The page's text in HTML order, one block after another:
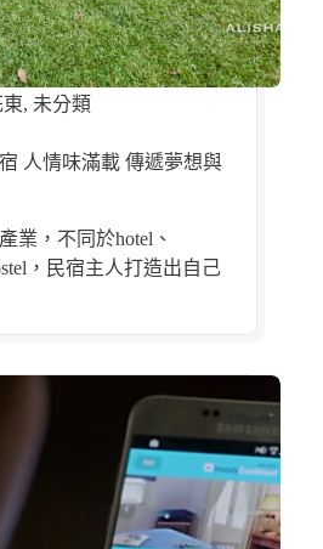
, 未分類
人情味滿載 傳遞夢想與
業，不同於hotel、
，民宿主人打造出自己